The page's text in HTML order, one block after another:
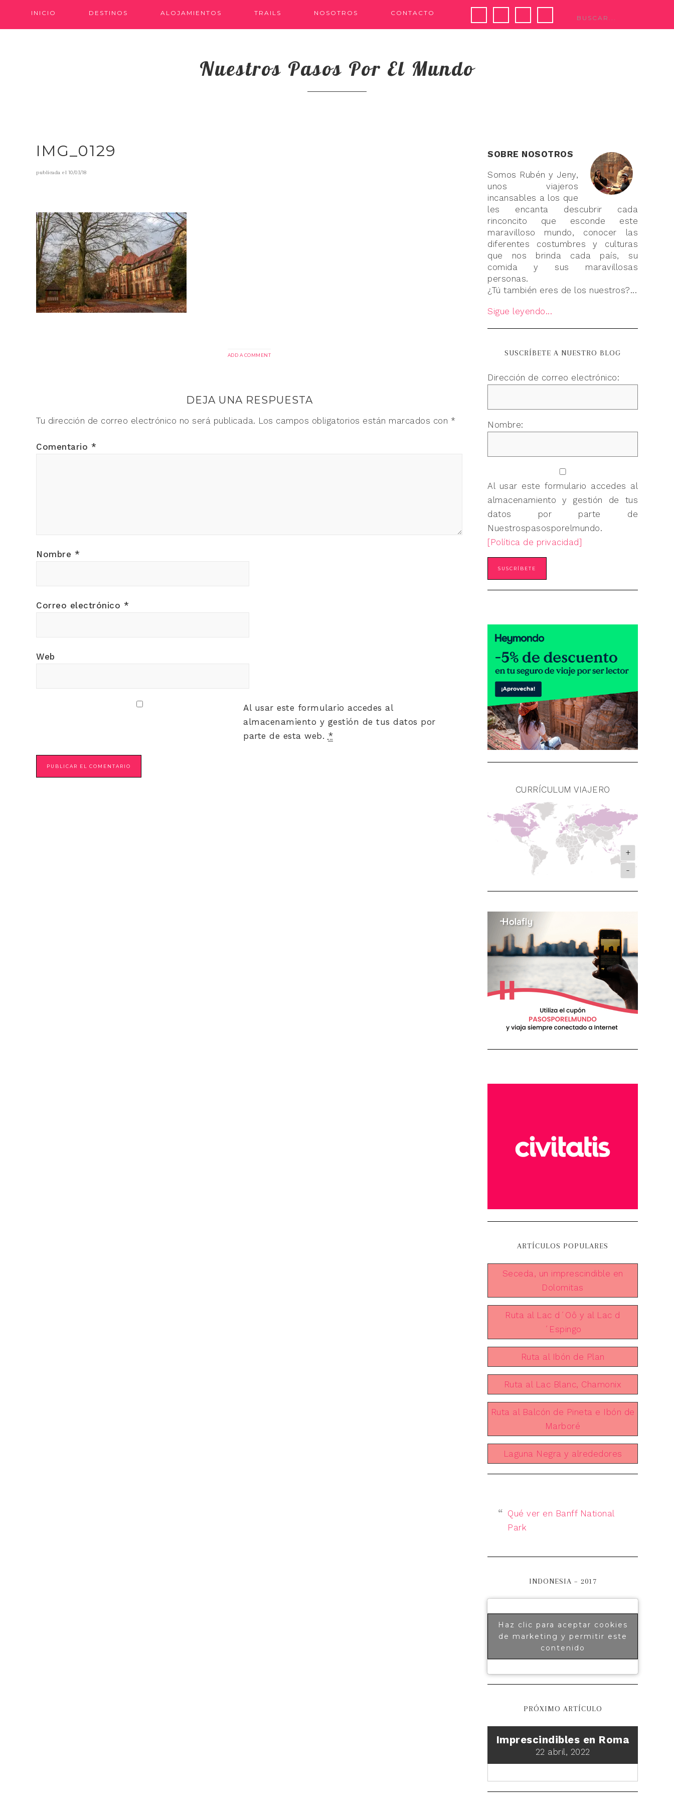
INICIO DESTINOS ALOJAMIENTOS TRAILS NOSOTROS CONTACTO
Nuestros Pasos Por El Mundo
IMG_0129
publicada el10/03/18
ADD A COMMENT
DEJA UNA RESPUESTA
Tu dirección de correo electrónico no será publicada. Los campos obligatorios están marcados con *
Comentario *
Nombre *
Correo electrónico *
Web
Al usar este formulario accedes al
almacenamiento y gestión de tus datos por
parte de esta web. *
SOBRE NOSOTROS
Somos Rubén y Jeny,
unos viajeros
incansables a los que
les encanta descubrir cada
rinconcito que esconde este
maravilloso mundo, conocer las
diferentes costumbres y culturas
que nos brinda cada país, su
comida y sus maravillosas
personas.
¿Tú también eres de los nuestros?...
Sigue leyendo...
SUSCRÍBETE A NUESTRO BLOG
Dirección de correo electrónico:
Nombre:
Al usar este formulario accedes al
almacenamiento y gestión de tus
datos por parte de
Nuestrospasosporelmundo.
[Política de privacidad]
CURRÍCULUM VIAJERO
+
-
ARTÍCULOS POPULARES
Seceda, un imprescindible en
Dolomitas
Ruta al Lac d´Oô y al Lac d
´Espingo
Ruta al Ibón de Plan
Ruta al Lac Blanc, Chamonix
Ruta al Balcón de Pineta e Ibón de
Marboré
Laguna Negra y alrededores
Qué ver en Banff National
Park
INDONESIA – 2017
Haz clic para aceptar cookies
de marketing y permitir este
contenido
PRÓXIMO ARTÍCULO
Imprescindibles en Roma
22 abril, 2022